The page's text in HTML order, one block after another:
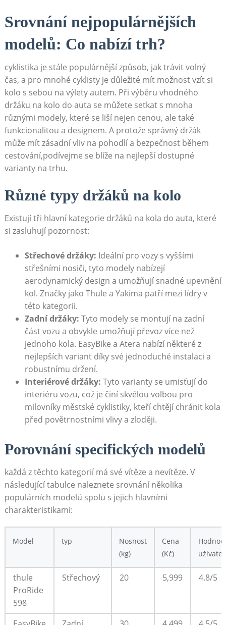
Srovnání nejpopulárnějších
‍modelů:​ Co nabízí trh?
cyklistika je stále populárnější způsob, jak trávit volný
čas, a pro‌ mnohé cyklisty⁢ je ⁣důležité mít možnost vzít ‍si
kolo s sebou na výlety ⁣autem. Při výběru ​vhodného
držáku na kolo do auta se můžete setkat s mnoha
různými modely, které se liší⁢ nejen cenou, ale také
funkcionalitou a designem. ⁤A protože správný držák
může mít zásadní​ vliv na ⁢pohodlí⁣ a bezpečnost​ během⁢
cestování,podívejme ⁣se ⁤blíže na nejlepší dostupné
varianty ⁤na trhu.
Různé typy ‍držáků na kolo
Existují tři hlavní kategorie držáků⁣ na kola do ⁤auta, které
si zasluhují pozornost:
Střechové držáky: Ideální pro vozy s vyššími
střešními ⁣nosiči, tyto modely⁤ nabízejí‍
aerodynamický⁤ design a umožňují snadné⁢ upevnění
kol. Značky jako Thule ⁣a ⁤Yakima patří mezi⁢ lídry v
této ​kategorii.
Zadní držáky: Tyto⁢ modely se ⁢montují na zadní
část vozu ⁣a⁣ obvykle umožňují‍ převoz více než
jednoho kola. EasyBike a Atera nabízí ‌některé z
nejlepších variant díky své jednoduché instalaci a
robustnímu držení.
Interiérové držáky: Tyto varianty se umisťují do
interiéru vozu, což je činí skvělou volbou pro
milovníky městské cyklistiky, kteří chtějí chránit kola
před povětrnostními vlivy‍ a zloději.
Porovnání specifických modelů
každá z⁣ těchto ‍kategorií má své vítěze ⁤a‌ nevítěze. V
následující tabulce naleznete srovnání několika‍
populárních modelů spolu ​s jejich hlavními
charakteristikami:
Model typ
Nosnost
(kg)
Cena
(Kč)
thule‌
ProRide
598
Střechový 20 5,999 4.8/5